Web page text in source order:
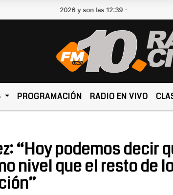
de 2026 y son las 12:39 -
PROGRAMACIÓN RADIO EN VIVO
“Hoy podemos decir
nivel que el resto de